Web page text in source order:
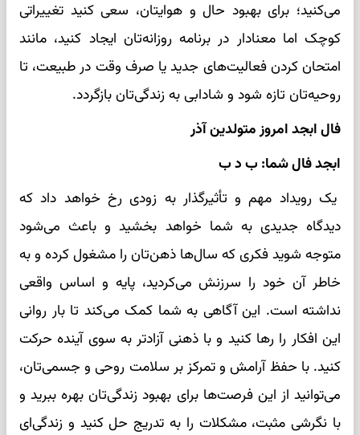
می‌کنید؛ برای بهبود حال و هوایتان، سعی کنید تغییراتی
کوچک اما معنادار در برنامه روزانه‌تان ایجاد کنید، مانند
امتحان کردن فعالیت‌های جدید یا صرف وقت در طبیعت، تا
روحیه‌تان تازه شود و شادابی به زندگی‌تان بازگردد.
فال ابجد امروز متولدین آذر
ابجد فال شما: ب د ب
یک رویداد مهم و تأثیرگذار به زودی رخ خواهد داد که
دیدگاه جدیدی به شما خواهد بخشید و باعث می‌شود
متوجه شوید فکری که سال‌ها ذهن‌تان را مشغول کرده و به
خاطر آن خود را سرزنش می‌کردید، پایه و اساس واقعی
نداشته است. این آگاهی به شما کمک می‌کند تا بار روانی
این افکار را رها کنید و با ذهنی آزادتر به سوی آینده حرکت
کنید. با حفظ آرامش و تمرکز بر سلامت روحی و جسمی‌تان،
می‌توانید از این فرصت‌ها برای بهبود زندگی‌تان بهره ببرید و
با نگرشی مثبت، مشکلات را به تدریج حل کنید و زندگی‌ای